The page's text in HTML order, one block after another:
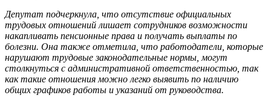
Депутат подчеркнула, что отсутствие официальных
трудовых отношений лишает сотрудников возможности
накапливать пенсионные права и получать выплаты по
болезни. Она также отметила, что работодатели, которые
нарушают трудовые законодательные нормы, могут
столкнуться с административной ответственностью, так
как такие отношения можно легко выявить по наличию
общих графиков работы и указаний от руководства.